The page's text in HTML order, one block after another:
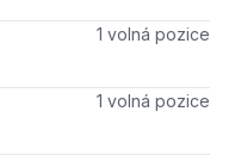
Počet volných míst
1 volná pozice
Počet volných míst
1 volná pozice